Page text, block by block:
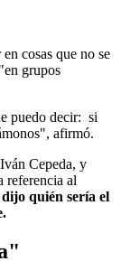
cosas que no se
grupos
puedo decir: si
afirmó.
Cepeda, y
referencia al
quién sería el